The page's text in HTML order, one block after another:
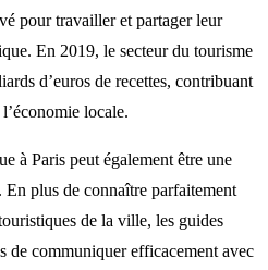
pour travailler et partager leur
En 2019, le secteur du tourisme
d’euros de recettes, contribuant
locale.
à Paris peut également être une
plus de connaître parfaitement
de la ville, les guides
de communiquer efficacement avec